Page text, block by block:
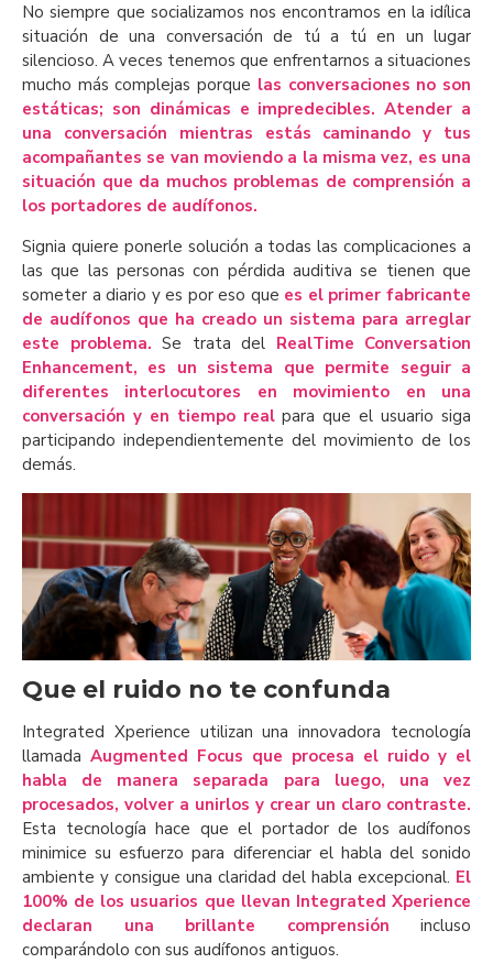
No siempre que socializamos nos encontramos en la idílica
situación de una conversación de tú a tú en un lugar
silencioso. A veces tenemos que enfrentarnos a situaciones
mucho más complejas porque las conversaciones no son
estáticas; son dinámicas e impredecibles. Atender a
una conversación mientras estás caminando y tus
acompañantes se van moviendo a la misma vez, es una
situación que da muchos problemas de comprensión a
los portadores de audífonos.
Signia quiere ponerle solución a todas las complicaciones a
las que las personas con pérdida auditiva se tienen que
someter a diario y es por eso que es el primer fabricante
de audífonos que ha creado un sistema para arreglar
este problema. Se trata del RealTime Conversation
Enhancement, es un sistema que permite seguir a
diferentes interlocutores en movimiento en una
conversación y en tiempo realpara que el usuario siga
participando independientemente del movimiento de los
demás.
Que el ruido no te confunda
Integrated Xperience utilizan una innovadora tecnología
llamada Augmented Focus que procesa el ruido y el
habla de manera separada para luego, una vez
procesados, volver a unirlos y crear un claro contraste.
Esta tecnología hace que el portador de los audífonos
minimice su esfuerzo para diferenciar el habla del sonido
ambiente y consigue una claridad del habla excepcional. El
100% de los usuarios que llevan Integrated Xperience
declaran una brillante comprensión incluso
comparándolo con sus audífonos antiguos.